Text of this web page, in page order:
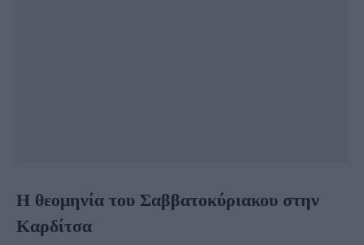
H θεομηνία του Σαββατοκύριακου στην
Καρδίτσα